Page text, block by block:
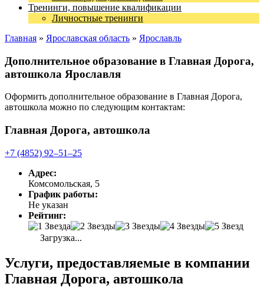
Тренинги, повышение квалификации
Личностные тренинги
Главная » Ярославская область » Ярославль
Дополнительное образование в Главная Дорога,
автошкола Ярославля
Оформить дополнительное образование в Главная Дорога,
автошкола можно по следующим контактам:
Главная Дорога, автошкола
+7 (4852) 92‒51‒25
Адрес:
Комсомольская, 5
График работы:
Не указан
Рейтинг:
Загрузка...
Услуги, предоставляемые в компании
Главная Дорога, автошкола